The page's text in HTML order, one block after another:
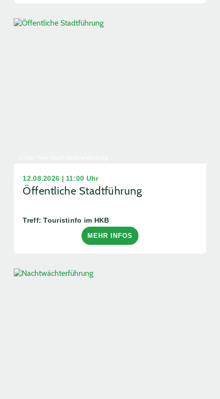
12.08.2026 | 11:00 Uhr
Öffentliche Stadtführung
Treff: Touristinfo im HKB
MEHR INFOS